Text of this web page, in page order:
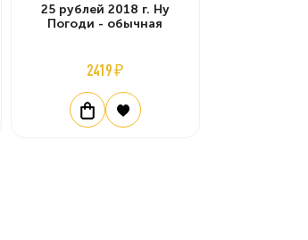
25 рублей 2018 г. Ну
Погоди - обычная
2419 ₽